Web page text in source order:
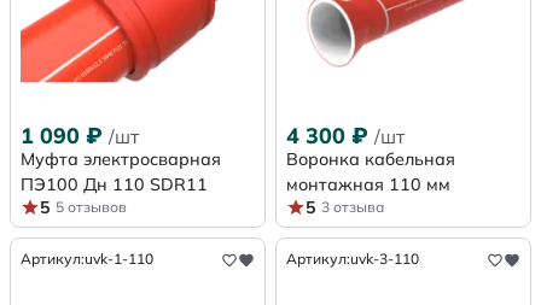
1 090 ₽ /шт
Муфта электросварная
ПЭ100 Дн 110 SDR11
5 5 отзывов
4 300 ₽ /шт
Воронка кабельная
монтажная 110 мм
5 3 отзыва
Артикул:uvk-1-110 Артикул:uvk-3-110